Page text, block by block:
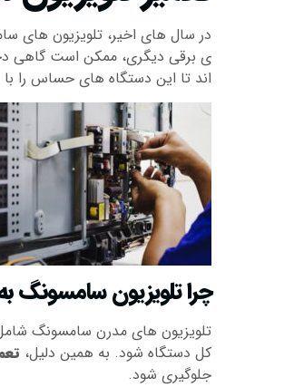
در سال های اخیر، تلویزیون های
ی برقی دیگری، ممکن است گاهی
اند تا این دستگاه های حساس را
چرا تلویزیون سامسونگ
کل دستگاه شود. به همین دلیل،
جلوگیری شود.